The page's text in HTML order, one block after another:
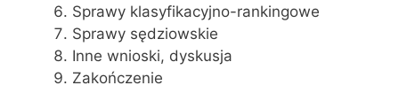
Sprawy klasyfikacyjno-rankingowe
Sprawy sędziowskie
Inne wnioski, dyskusja
Zakończenie